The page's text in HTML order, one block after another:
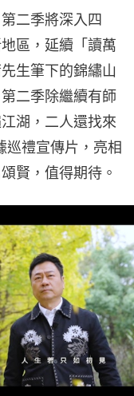
二季將深入四
區，延續「讀萬
生筆下的錦繡山
二季除繼續有師
湖，二人還找來
巡禮宣傳片，亮相
賢，值得期待。